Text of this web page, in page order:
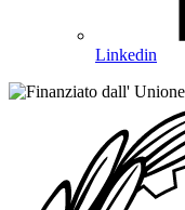
Linkedin